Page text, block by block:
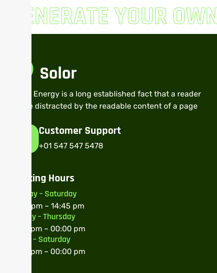
GENERATE YOUR
Green Energy is a long established fact that a reader
will be distracted by the readable content of a page
Customer Support​
+01 547 547 5478
Working Hours
Monday – Saturday
12:00 pm – 14:45 pm
Sunday – Thursday
17:30 pm – 00:00 pm
Friday – Saturday
17:30 pm – 00:00 pm